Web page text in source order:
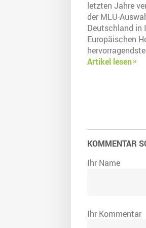
letzten Jahre
der MLU-
Deutschland in
Europäischen
Artikel lesen
KOMMENTAR
Ihr Name
Ihr Kommentar